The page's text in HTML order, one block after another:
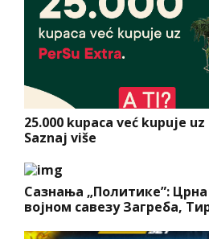
25.000 kupaca već kupuje
Saznaj više
Сазнања „Политике”:
војном савезу Загреба,